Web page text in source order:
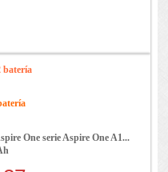
One serie Aspire One A1...